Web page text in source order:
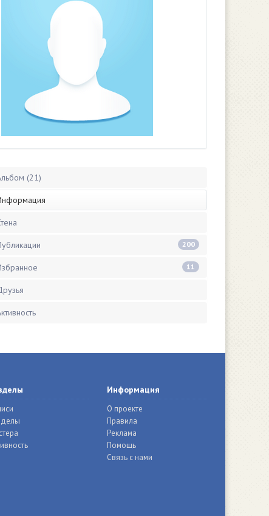
(21)
200
11
Информация
О проекте
Правила
Реклама
Помощь
Связь с нами